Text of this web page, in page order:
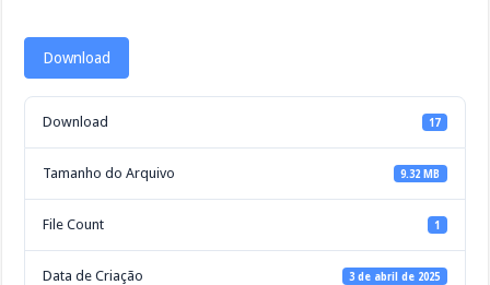
Download
Download 17
Tamanho do Arquivo 9.32 MB
File Count 1
Data de Criação 3 de abril de 2025